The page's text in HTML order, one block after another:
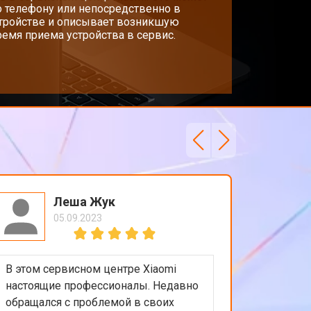
3800 ₽ Заказать
Заказать
2900 ₽
2300 ₽ Заказать
2300 ₽ Заказать
или непосредственно в
и описывает возникшую
приема устройства в сервис.
Леша Жук
05.09.2023
В этом сервисном центре Xiaomi
настоящие профессионалы. Недавно
обращался с проблемой в своих